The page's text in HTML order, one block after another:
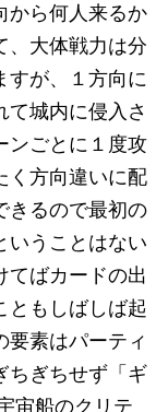
から何人来るか
、大体戦力は分
すが、１方向に
て城内に侵入さ
ンごとに１度攻
く方向違いに配
きるので最初の
いうことはない
てばカードの出
ともしばしば起
要素はパーティ
ちぎちせず「ギ
宙船のクリテ